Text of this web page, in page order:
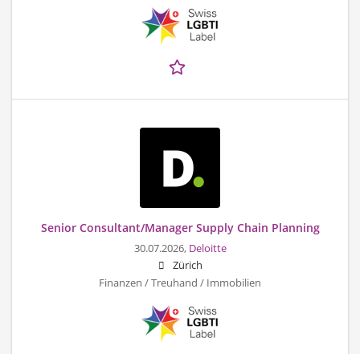
Senior Consultant/Manager Supply Chain Planning
30.07.2026, Deloitte
Zürich
Finanzen / Treuhand / Immobilien